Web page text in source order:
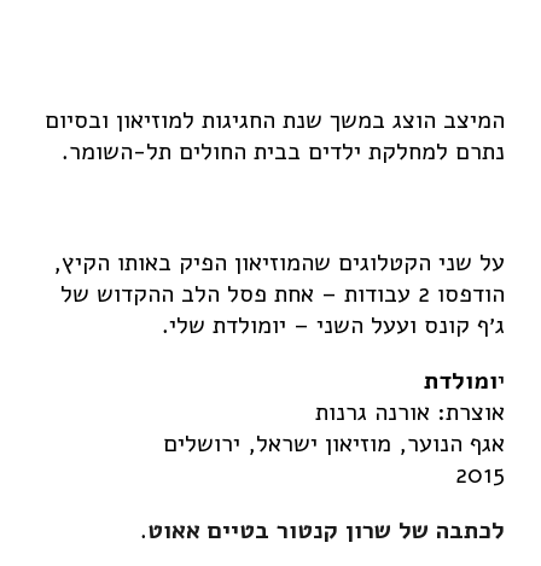
המיצב הוצג במשך שנת החגיגות למוזיאון ובסיום
נתרם למחלקת ילדים בבית החולים תל-השומר.
על שני הקטלוגים שהמוזיאון הפיק באותו הקיץ,
הודפסו 2 עבודות – אחת פסל הלב ההקדוש של
ג׳ף קונס ועעל השני – יומולדת שלי.
יומולדת
אוצרת: אורנה גרנות
אגף הנוער, מוזיאון ישראל, ירושלים
2015
לכתבה של שרון קנטור בטיים אאוט.